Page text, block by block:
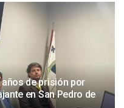
de prisión por
en San Pedro de